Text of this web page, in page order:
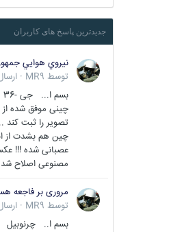
جدیدترین پاسخ های کاربران
نيروي هوايي
توسط MR9
·
چینی موفق شده
تصویر را ثبت
چین هم بشدت از
عصبانی شده !!!
مصنوعی اصلاح
مروری بر فاجعه
توسط MR9
·
بسم ا..